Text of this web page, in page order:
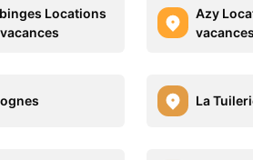
Locations
Azy
La